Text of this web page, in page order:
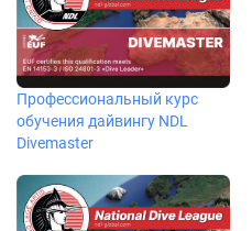
Профессиональный курс
обучения дайвингу NDL
Divemaster